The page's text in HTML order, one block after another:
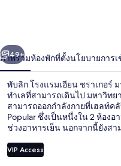
เกอร์
า
ถัดไป
49+
ภาพรวมห้องพักที่ตั้งนโยบายการ
พับลิก โรงแรมเอียน ชราเกอร์
ทำเลที่สามารถเดินไป มหาวิทย
สามารถออกกำลังกายที่เฮลท์ค
Popular ซึ่งเป็นหนึ่งใน 2 ห้อง
ช่วงอาหารเย็น นอกจากนี้ยังส
พนักงานและทำเล ที่พักนี้อยู่ใก
อเวนิว และ 5 นาทีถึง สถานีบาว
VIP Access